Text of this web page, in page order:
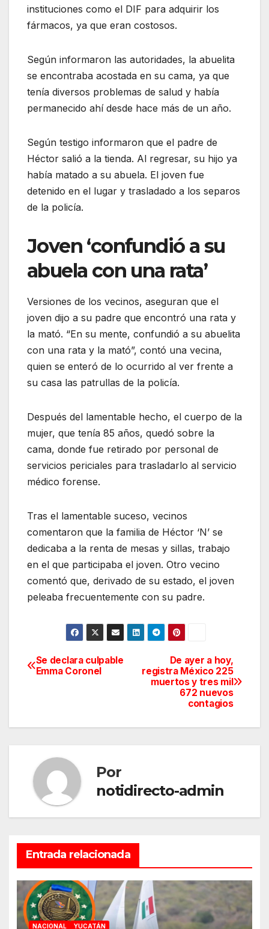
instituciones como el DIF para adquirir los
fármacos, ya que eran costosos.
Según informaron las autoridades, la abuelita
se encontraba acostada en su cama, ya que
tenía diversos problemas de salud y había
permanecido ahí desde hace más de un año.
Según testigo informaron que el padre de
Héctor salió a la tienda. Al regresar, su hijo ya
había matado a su abuela. El joven fue
detenido en el lugar y trasladado a los separos
de la policía.
Joven ‘confundió a su
abuela con una rata’
Versiones de los vecinos, aseguran que el
joven dijo a su padre que encontró una rata y
la mató. “En su mente, confundió a su abuelita
con una rata y la mató”, contó una vecina,
quien se enteró de lo ocurrido al ver frente a
su casa las patrullas de la policía.
Después del lamentable hecho, el cuerpo de la
mujer, que tenía 85 años, quedó sobre la
cama, donde fue retirado por personal de
servicios periciales para trasladarlo al servicio
médico forense.
Tras el lamentable suceso, vecinos
comentaron que la familia de Héctor ‘N’ se
dedicaba a la renta de mesas y sillas, trabajo
en el que participaba el joven. Otro vecino
comentó que, derivado de su estado, el joven
peleaba frecuentemente con su padre.
Navegación
De ayer a hoy,
registra México 225
muertos y tres mil
672 nuevos
contagios
Se declara culpable
Emma Coronel
Por
notidirecto-admin
Entrada relacionada
NACIONAL YUCATÁN